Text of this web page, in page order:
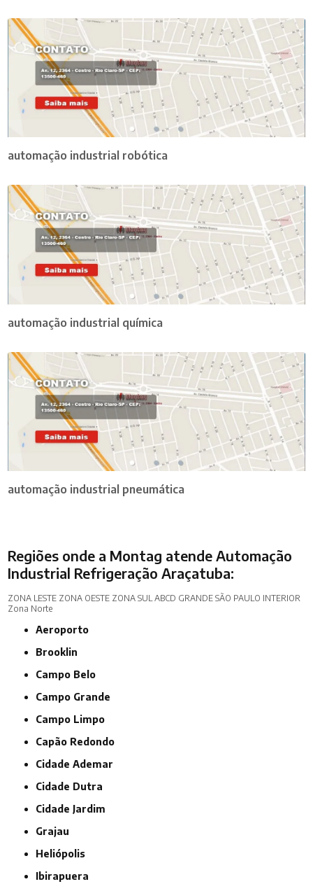
automação industrial robótica
automação industrial química
automação industrial pneumática
Regiões onde a Montag atende Automação
Industrial Refrigeração Araçatuba:
ZONA LESTE ZONA OESTE ZONA SUL ABCD GRANDE SÃO PAULO INTERIOR
Zona Norte
Aeroporto
Brooklin
Campo Belo
Campo Grande
Campo Limpo
Capão Redondo
Cidade Ademar
Cidade Dutra
Cidade Jardim
Grajau
Heliópolis
Ibirapuera